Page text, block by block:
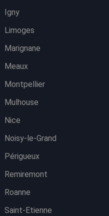
Igny
Limoges
Marignane
Meaux
Montpellier
Mulhouse
Nice
Noisy-le-Grand
Périgueux
Remiremont
Roanne
Saint-Etienne